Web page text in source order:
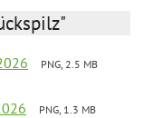
PNG, 2.5 MB
PNG, 1.3 MB